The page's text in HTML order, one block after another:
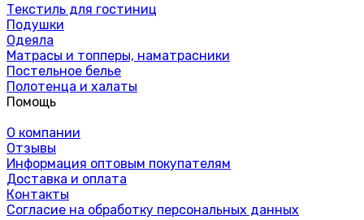
Текстиль для гостиниц
Подушки
Одеяла
Матрасы и топперы, наматрасники
Постельное белье
Полотенца и халаты
Помощь
О компании
Отзывы
Информация оптовым покупателям
Доставка и оплата
Контакты
Согласие на обработку персональных данных